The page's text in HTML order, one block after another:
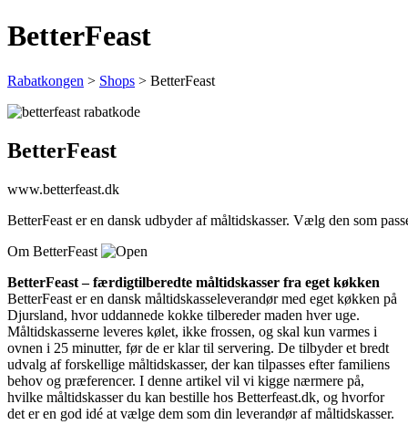
BetterFeast
Rabatkongen > Shops > BetterFeast
BetterFeast
www.betterfeast.dk
BetterFeast er en dansk udbyder af måltidskasser. Vælg den som
Om BetterFeast
BetterFeast – færdigtilberedte måltidskasser fra eget køkken
BetterFeast er en dansk måltidskasseleverandør med eget køkken på
Djursland, hvor uddannede kokke tilbereder maden hver uge.
Måltidskasserne leveres kølet, ikke frossen, og skal kun varmes i
ovnen i 25 minutter, før de er klar til servering. De tilbyder et bredt
udvalg af forskellige måltidskasser, der kan tilpasses efter familiens
behov og præferencer. I denne artikel vil vi kigge nærmere på,
hvilke måltidskasser du kan bestille hos Betterfeast.dk, og hvorfor
det er en god idé at vælge dem som din leverandør af måltidskasser.